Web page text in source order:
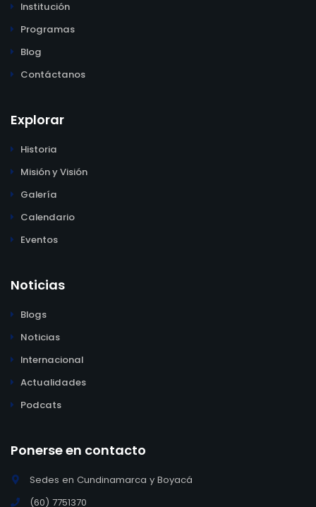
Institución
Programas
Blog
Contáctanos
Explorar
Historia
Misión y Visión
Galería
Calendario
Eventos
Noticias
Blogs
Noticias
Internacional
Actualidades
Podcats
Ponerse en contacto
Sedes en Cundinamarca y Boyacá
(60) 7751370